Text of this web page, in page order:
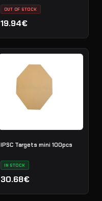
OUT OF STOCK
19.94€
IPSC Targets mini 100pcs
IN STOCK
30.68€